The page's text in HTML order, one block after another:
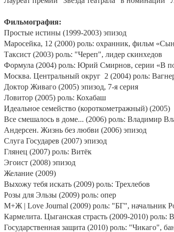
Фильмография:
Простые истины (1999-2003) эпизод
Маросейка, 12 (2000) роль: охранник, фильм
Таксист (2003) роль: "Череп", лидер скинхедов
Формула (2004) роль: Юрий Смирнов, серии «В
Москва. Центральный округ 2 (2004) роль:
Доктор Живаго (2005) эпизод, 7-я серия
Ловитор (2005) роль: Кохабаш
Идеальное семейство (короткометражный) (2005)
Все смешалось в доме... (2006) роль: Владимир
Андерсен. Жизнь без любви (2006) эпизод
Слуга Государев (2007) эпизод
Глянец (2007) роль: Витёк
Эгоист (2008) эпизод
Желание (2009)
Выхожу тебя искать (2009) роль: Трехлебов
Розы для Эльзы (2009) роль: опер
М+Ж | Love Journal (2009) роль: "БГ", начальник
Кармелита. Цыганская страсть (2009-2010) роль:
Государственная защита (2010) роль: "Чикаго",